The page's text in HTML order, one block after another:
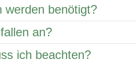
werden benötigt?
an?
ich beachten?